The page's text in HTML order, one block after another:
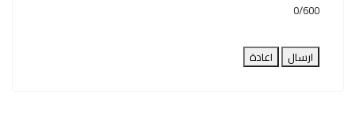
0/600
ارسال اعادة